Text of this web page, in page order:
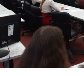
+7 (831) 262-